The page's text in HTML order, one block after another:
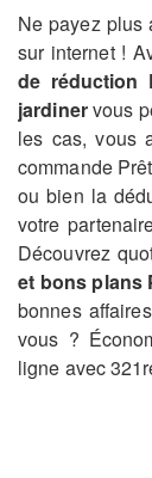
Ne payez plus
sur internet !
de réduction
jardinervous
les cas, vous
commande
ou bien la
votre
Découvrez
et bons plans
bonnes
vous ?
ligne avec